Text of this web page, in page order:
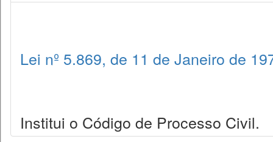
Lei nº 5.869, de 11 de Janeiro de
Institui o Código de Processo Civil.